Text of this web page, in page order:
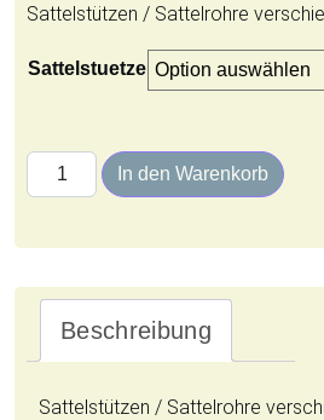
Sattelstützen / Sattelrohre
Sattelstuetze
Sattelstütze MengeIn den Warenkorb
Beschreibung
Sattelstützen / Sattelrohre